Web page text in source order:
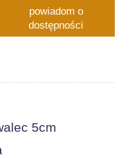
powiadom o
dostępności
5cm